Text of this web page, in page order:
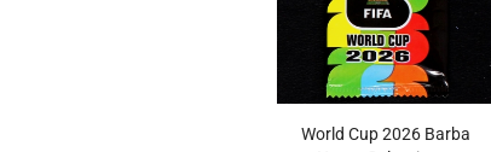
World Cup 2026 Barba